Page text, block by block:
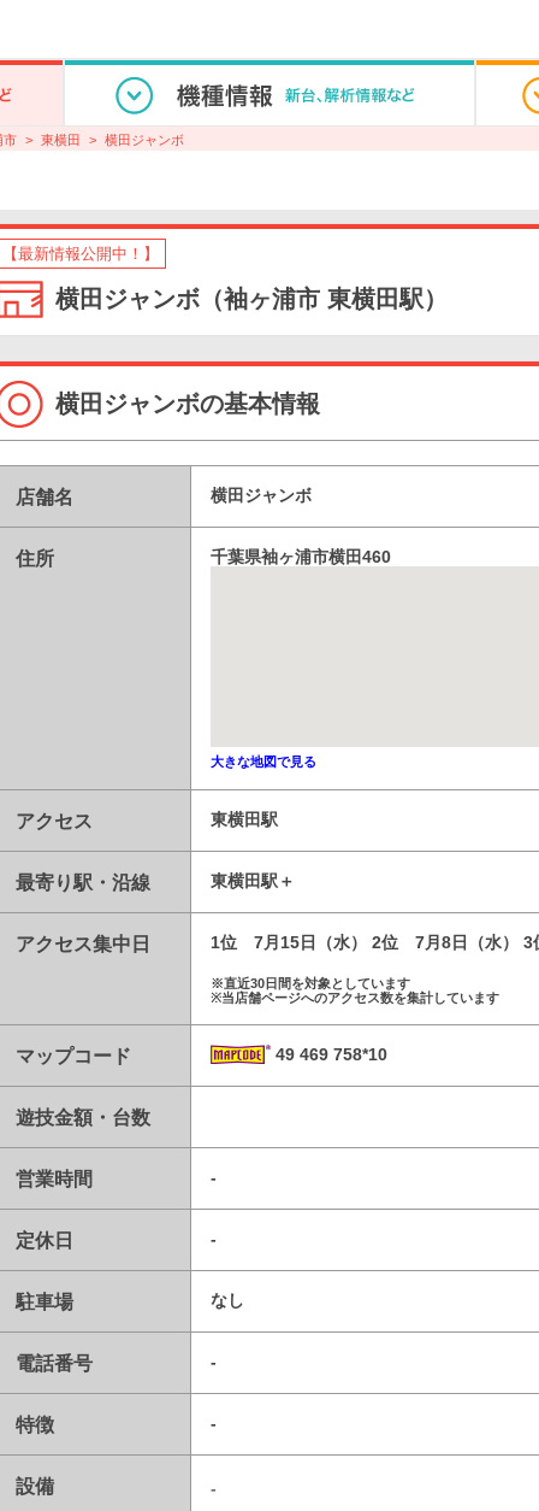
市 東横田 横田ジャンボ
【最新情報公開中！】
横田ジャンボ（袖ヶ浦市 東横田駅）
横田ジャンボの基本情報
店舗名 横田ジャンボ
住所 千葉県袖ヶ浦市横田460
大きな地図で見る
アクセス 東横田駅
最寄り駅・沿線 東横田駅
アクセス集中日 1位 7月15日（水） 2位 7月8日（水）
※直近30日間を対象としています
※当店舗ページへのアクセス数を集計しています
マップコード 49 469 758*10
遊技金額・台数
営業時間 -
定休日 -
駐車場 なし
電話番号 -
特徴 -
設備 -